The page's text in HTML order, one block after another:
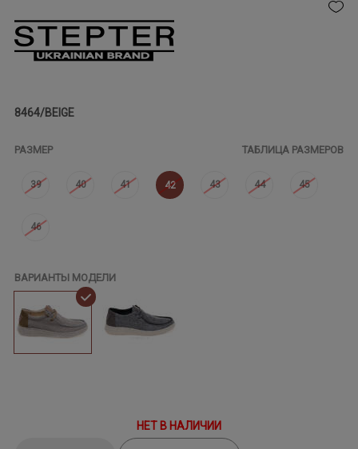
8464/BEIGE
РАЗМЕР ТАБЛИЦА РАЗМЕРОВ
39 40 41 42 43 44 45
46
ВАРИАНТЫ МОДЕЛИ
НЕТ В НАЛИЧИИ